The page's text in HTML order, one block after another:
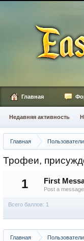
Главная Пользователи
Трофеи,
1 First
Post a
Всего баллов: 1
Главная Пользователи
Главная
Недавняя активность